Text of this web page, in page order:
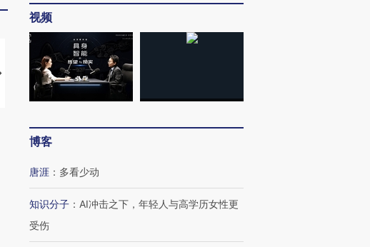
【推广】走进第四届链博
会，让数智科技“链”接产
【特别呈现】寻找100种
有意思的生活方式·第三对
住三大增长引擎是什么？
视频
博客
唐涯 ： 多看少动
知识分子 ： AI冲击之下，年轻人与高学历女性更
受伤